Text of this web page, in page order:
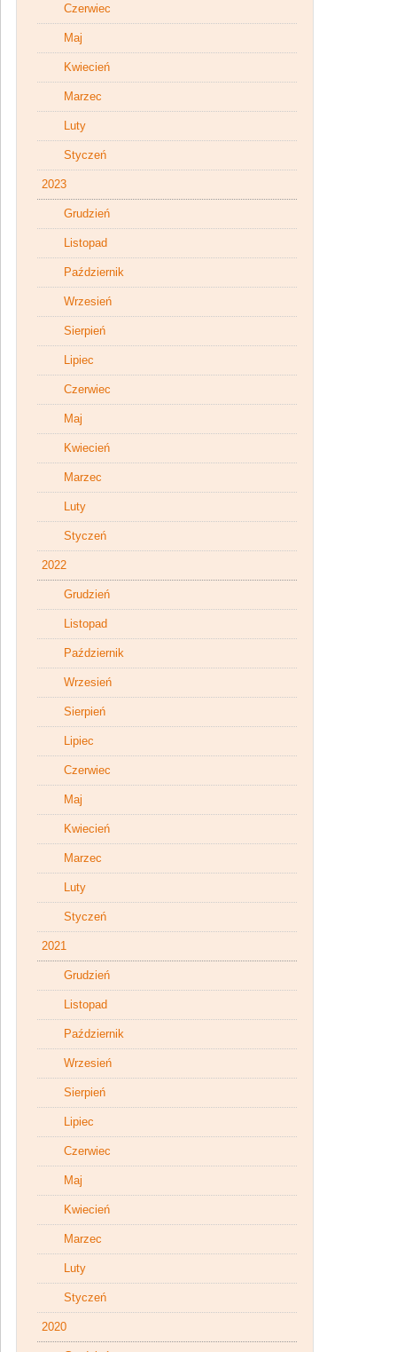
Czerwiec
Maj
Kwiecień
Marzec
Luty
Styczeń
2023
Grudzień
Listopad
Październik
Wrzesień
Sierpień
Lipiec
Czerwiec
Maj
Kwiecień
Marzec
Luty
Styczeń
2022
Grudzień
Listopad
Październik
Wrzesień
Sierpień
Lipiec
Czerwiec
Maj
Kwiecień
Marzec
Luty
Styczeń
2021
Grudzień
Listopad
Październik
Wrzesień
Sierpień
Lipiec
Czerwiec
Maj
Kwiecień
Marzec
Luty
Styczeń
2020